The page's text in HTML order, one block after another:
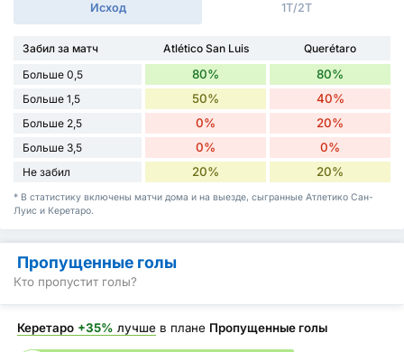
Исход 1Т/2Т
Забил за матч Atlético San Luis
Querétaro
Больше 0,5
80% 80%
Больше 1,5 50% 40%
Больше 2,5 0% 20%
Больше 3,5 0% 0%
Не забил 20% 20%
* В статистику включены матчи дома и на выезде, сыгранные Атлетико Сан-
Луис и Керетаро.
Пропущенные голы
Кто пропустит голы?
Керетаро +35% лучше в плане Пропущенные голы